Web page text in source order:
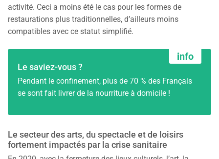
activité. Ceci a moins été le cas pour les formes de
restaurations plus traditionnelles, d’ailleurs moins
compatibles avec ce statut simplifié.
Le saviez-vous ?
Pendant le confinement, plus de 70 % des Français
se sont fait livrer de la nourriture à domicile !
Le secteur des arts, du spectacle et de loisirs
fortement impactés par la crise sanitaire